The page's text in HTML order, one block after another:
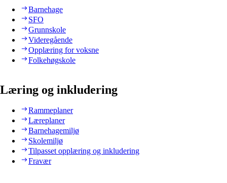
Barnehage
SFO
Grunnskole
Videregående
Opplæring for voksne
Folkehøgskole
Læring og inkludering
Rammeplaner
Læreplaner
Barnehagemiljø
Skolemiljø
Tilpasset opplæring og inkludering
Fravær